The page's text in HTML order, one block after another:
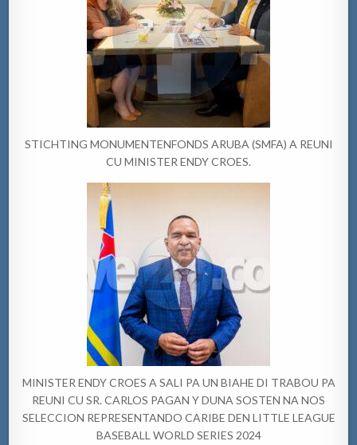
STICHTING MONUMENTENFONDS ARUBA (SMFA) A REUNI
CU MINISTER ENDY CROES.
MINISTER ENDY CROES A SALI PA UN BIAHE DI TRABOU PA
REUNI CU SR. CARLOS PAGAN Y DUNA SOSTEN NA NOS
SELECCION REPRESENTANDO CARIBE DEN LITTLE LEAGUE
BASEBALL WORLD SERIES 2024